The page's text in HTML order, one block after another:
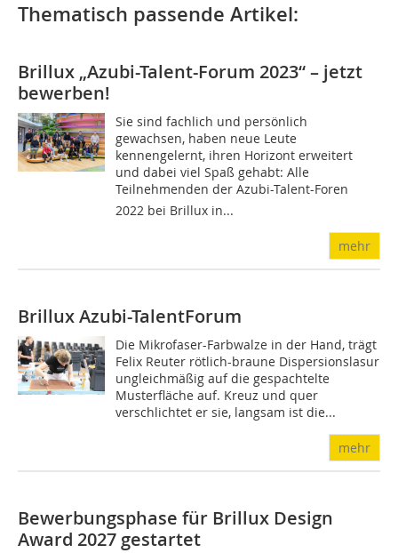
Thematisch passende Artikel:
Brillux „Azubi-Talent-Forum 2023“ – jetzt
bewerben!
Sie sind fachlich und persönlich
gewachsen, haben neue Leute
kennengelernt, ihren Horizont erweitert
und dabei viel Spaß gehabt: Alle
Teilnehmenden der Azubi-Talent-Foren
2022 bei Brillux in...
mehr
Brillux Azubi-TalentForum
Die Mikrofaser-Farbwalze in der Hand, trägt
Felix Reuter rötlich-braune Dispersionslasur
ungleichmäßig auf die gespachtelte
Musterfläche auf. Kreuz und quer
verschlichtet er sie, langsam ist die...
mehr
Bewerbungsphase für Brillux Design
Award 2027 gestartet